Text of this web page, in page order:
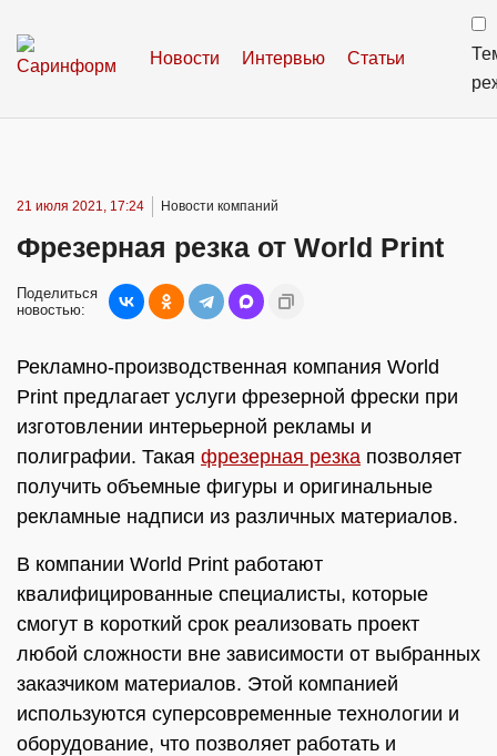
Новости Интервью Статьи
21 июля 2021, 17:24 Новости компаний
Фрезерная резка от World Print
Поделиться
новостью:
Рекламно-производственная компания World
Print предлагает услуги фрезерной фрески при
изготовлении интерьерной рекламы и
полиграфии. Такая фрезерная резка позволяет
получить объемные фигуры и оригинальные
рекламные надписи из различных материалов.
В компании World Print работают
квалифицированные специалисты, которые
смогут в короткий срок реализовать проект
любой сложности вне зависимости от выбранных
заказчиком материалов. Этой компанией
используются суперсовременные технологии и
оборудование, что позволяет работать и